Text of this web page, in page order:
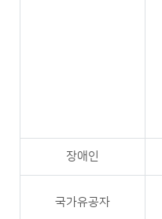
장애인
국가유공자